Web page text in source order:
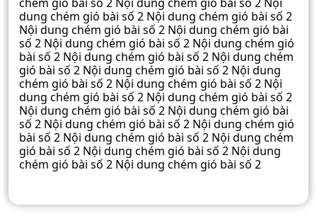
dung chém gió bài số 2 Nội dung chém gió bài số 2
Nội dung chém gió bài số 2 Nội dung chém gió bài
số 2 Nội dung chém gió bài số 2 Nội dung chém gió
bài số 2 Nội dung chém gió bài số 2 Nội dung chém
gió bài số 2 Nội dung chém gió bài số 2 Nội dung
chém gió bài số 2 Nội dung chém gió bài số 2 Nội
dung chém gió bài số 2 Nội dung chém gió bài số 2
Nội dung chém gió bài số 2 Nội dung chém gió bài
số 2 Nội dung chém gió bài số 2 Nội dung chém gió
bài số 2 Nội dung chém gió bài số 2 Nội dung chém
gió bài số 2 Nội dung chém gió bài số 2 Nội dung
chém gió bài số 2 Nội dung chém gió bài số 2